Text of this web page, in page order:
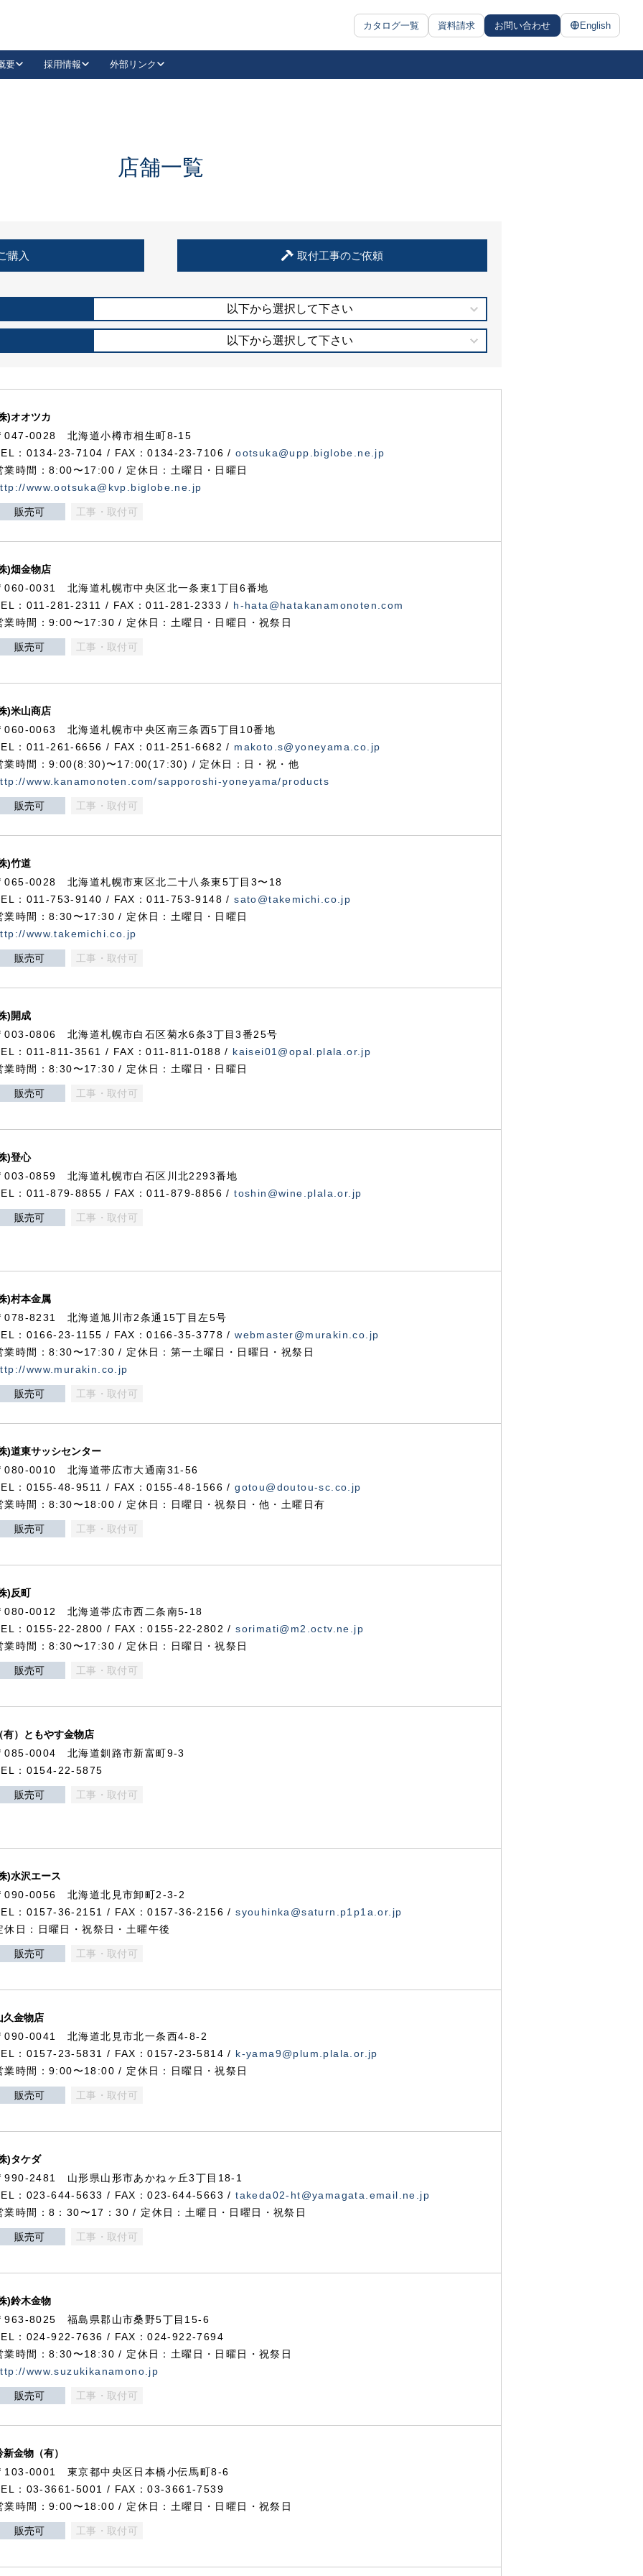
カタログ一覧 資料請求 お問い合わせ English
抗ウイルス・抗菌製品
要 採用情報 外部リンク
LinkedIn
住宅使用部材標準化推進協議会
店舗一覧
購入 取付工事のご依頼
以下から選択して下さい
以下から選択して下さい
)オオツカ
047-0028 北海道小樽市相生町8-15
：0134-23-7104 / FAX：0134-23-7106 /ootsuka@upp.biglobe.ne.jp
業時間：8:00〜17:00 / 定休日：土曜日・日曜日
www.ootsuka@kvp.biglobe.ne.jp
販売可 工事・取付可
)畑金物店
060-0031 北海道札幌市中央区北一条東1丁目6番地
：011-281-2311 / FAX：011-281-2333 / h-hata@hatakanamonoten.com
業時間：9:00〜17:30 / 定休日：土曜日・日曜日・祝祭日
販売可 工事・取付可
)米山商店
060-0063 北海道札幌市中央区南三条西5丁目10番地
：011-261-6656 / FAX：011-251-6682 / makoto.s@yoneyama.co.jp
業時間：9:00(8:30)〜17:00(17:30) / 定休日：日・祝・他
www.kanamonoten.com/sapporoshi-yoneyama/products
販売可 工事・取付可
)竹道
065-0028 北海道札幌市東区北二十八条東5丁目3〜18
：011-753-9140 / FAX：011-753-9148 /sato@takemichi.co.jp
業時間：8:30〜17:30 / 定休日：土曜日・日曜日
www.takemichi.co.jp
販売可 工事・取付可
)開成
003-0806 北海道札幌市白石区菊水6条3丁目3番25号
：011-811-3561 / FAX：011-811-0188 / kaisei01@opal.plala.or.jp
業時間：8:30〜17:30 / 定休日：土曜日・日曜日
販売可 工事・取付可
)登心
003-0859 北海道札幌市白石区川北2293番地
：011-879-8855 / FAX：011-879-8856 /toshin@wine.plala.or.jp
販売可 工事・取付可
)村本金属
078-8231 北海道旭川市2条通15丁目左5号
：0166-23-1155 / FAX：0166-35-3778 /webmaster@murakin.co.jp
業時間：8:30〜17:30 / 定休日：第一土曜日・日曜日・祝祭日
www.murakin.co.jp
販売可 工事・取付可
)道東サッシセンター
080-0010 北海道帯広市大通南31-56
：0155-48-9511 / FAX：0155-48-1566 /gotou@doutou-sc.co.jp
業時間：8:30〜18:00 / 定休日：日曜日・祝祭日・他・土曜日有
販売可 工事・取付可
)反町
080-0012 北海道帯広市西二条南5-18
：0155-22-2800 / FAX：0155-22-2802 /sorimati@m2.octv.ne.jp
業時間：8:30〜17:30 / 定休日：日曜日・祝祭日
販売可 工事・取付可
有）ともやす金物店
085-0004 北海道釧路市新富町9-3
：0154-22-5875
販売可 工事・取付可
)水沢エース
090-0056 北海道北見市卸町2-3-2
：0157-36-2151 / FAX：0157-36-2156 /syouhinka@saturn.p1p1a.or.jp
休日：日曜日・祝祭日・土曜午後
販売可 工事・取付可
久金物店
090-0041 北海道北見市北一条西4-8-2
：0157-23-5831 / FAX：0157-23-5814 / k-yama9@plum.plala.or.jp
業時間：9:00〜18:00 / 定休日：日曜日・祝祭日
販売可 工事・取付可
)タケダ
990-2481 山形県山形市あかねヶ丘3丁目18-1
：023-644-5633 / FAX：023-644-5663 /takeda02-ht@yamagata.email.ne.jp
業時間：8：30〜17：30 / 定休日：土曜日・日曜日・祝祭日
販売可 工事・取付可
)鈴木金物
963-8025 福島県郡山市桑野5丁目15-6
：024-922-7636 / FAX：024-922-7694
業時間：8:30〜18:30 / 定休日：土曜日・日曜日・祝祭日
www.suzukikanamono.jp
販売可 工事・取付可
新金物（有）
103-0001 東京都中央区日本橋小伝馬町8-6
：03-3661-5001 / FAX：03-3661-7539
業時間：9:00〜18:00 / 定休日：土曜日・日曜日・祝祭日
販売可 工事・取付可